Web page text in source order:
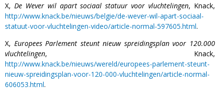
X, De Wever wil apart sociaal statuur voor vluchtelingen, Knack,
http://www.knack.be/nieuws/belgie/de-wever-wil-apart-sociaal-
statuut-voor-vluchtelingen-video/article-normal-597605.html.
X, Europees Parlement steunt nieuw spreidingsplan voor 120.000
vluchtelingen, Knack,
http://www.knack.be/nieuws/wereld/europees-parlement-steunt-
nieuw-spreidingsplan-voor-120-000-vluchtelingen/article-normal-
606053.html.